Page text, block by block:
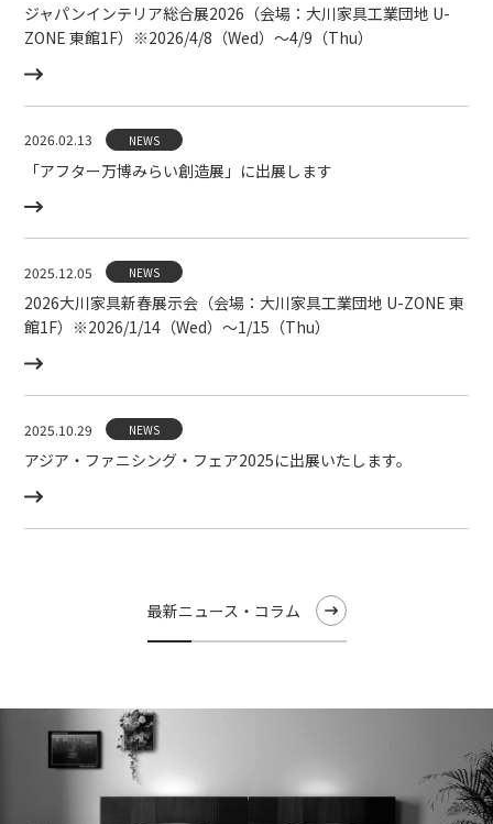
ジャパンインテリア総合展2026（会場：大川家具工業団地 U-
ZONE 東館1F）※2026/4/8（Wed）〜4/9（Thu）
2026.02.13 NEWS
「アフター万博みらい創造展」に出展します
2025.12.05 NEWS
2026大川家具新春展示会（会場：大川家具工業団地 U-ZONE 東
館1F）※2026/1/14（Wed）〜1/15（Thu）
2025.10.29 NEWS
アジア・ファニシング・フェア2025に出展いたします。
最新ニュース・コラム